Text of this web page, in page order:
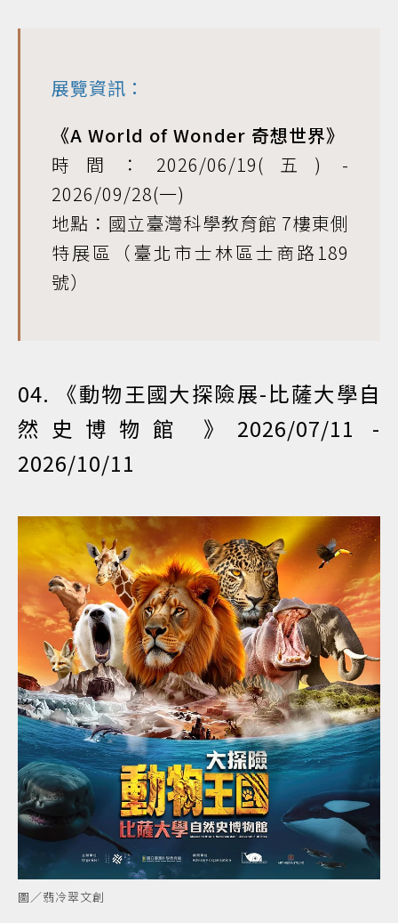
展覽資訊：
《A World of Wonder 奇想世界》
時間：2026/06/19(五) -
2026/09/28(一)
地點：國立臺灣科學教育館 7樓東側
特展區（臺北市士林區士商路189
號）
04. 《動物王國大探險展-比薩大學自
然史 博物館
》2026/07/11 -
2026/10/11
圖／翡冷翠文創